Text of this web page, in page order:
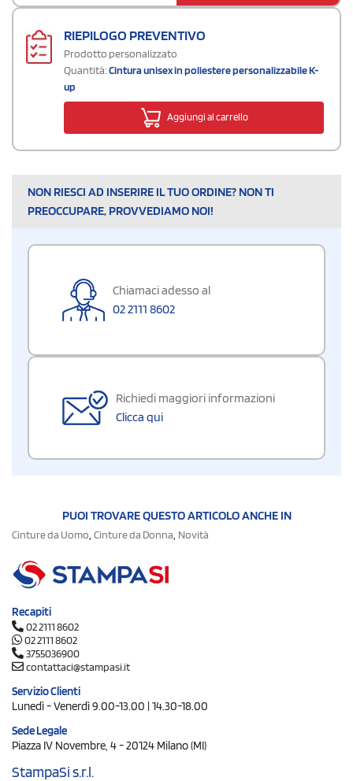
RIEPILOGO PREVENTIVO
Prodotto personalizzato
Quantità:Cintura unisex in poliestere personalizzabile K-
up
Aggiungi al carrello
NON RIESCI AD INSERIRE IL TUO ORDINE? NON TI
PREOCCUPARE, PROVVEDIAMO NOI!
Chiamaci adesso al
02 2111 8602
Richiedi maggiori informazioni
Clicca qui
PUOI TROVARE QUESTO ARTICOLO ANCHE IN
Cinture da Uomo, Cinture da Donna, Novità
Recapiti
02 2111 8602
02 2111 8602
3755036900
contattaci@stampasi.it
Servizio Clienti
Lunedì - Venerdì 9.00-13.00 | 14.30-18.00
Sede Legale
Piazza IV Novembre, 4 - 20124 Milano (MI)
StampaSi s.r.l.